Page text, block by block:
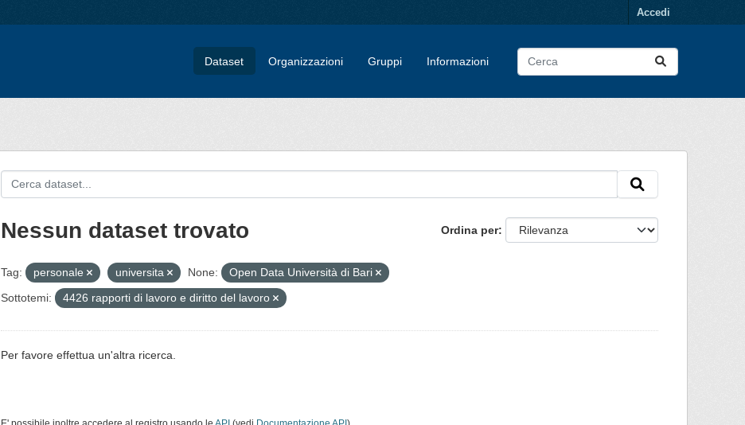
Accedi
Dataset Organizzazioni Gruppi Informazioni
Ordina per
Nessun dataset trovato
Tag: personale universita None:
Open Data Università di Bari
Sottotemi:
4426 rapporti di lavoro e diritto del lavoro
Per favore effettua un'altra ricerca.